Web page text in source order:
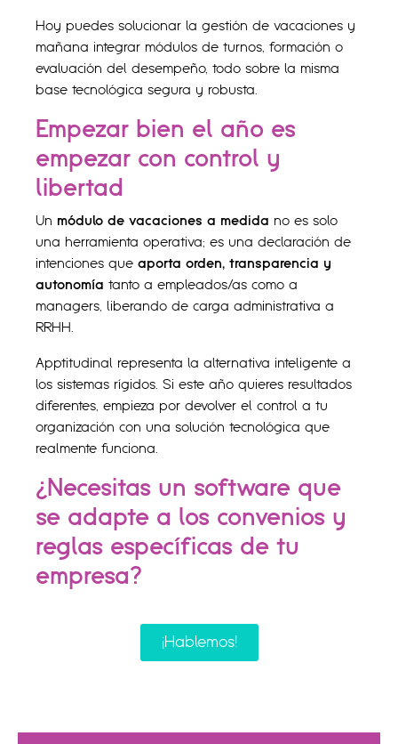
Hoy puedes solucionar la gestión de vacaciones y
mañana integrar módulos de turnos, formación o
evaluación del desempeño, todo sobre la misma
base tecnológica segura y robusta.
Empezar bien el año es
empezar con control y
libertad
Un módulo de vacaciones a medida no es solo
una herramienta operativa; es una declaración de
intenciones que aporta orden, transparencia y
autonomía tanto a empleados/as como a
managers, liberando de carga administrativa a
RRHH.
Apptitudinal representa la alternativa inteligente a
los sistemas rígidos. Si este año quieres resultados
diferentes, empieza por devolver el control a tu
organización con una solución tecnológica que
realmente funciona.
¿Necesitas un software que
se adapte a los convenios y
reglas específicas de tu
empresa?
¡Hablemos!